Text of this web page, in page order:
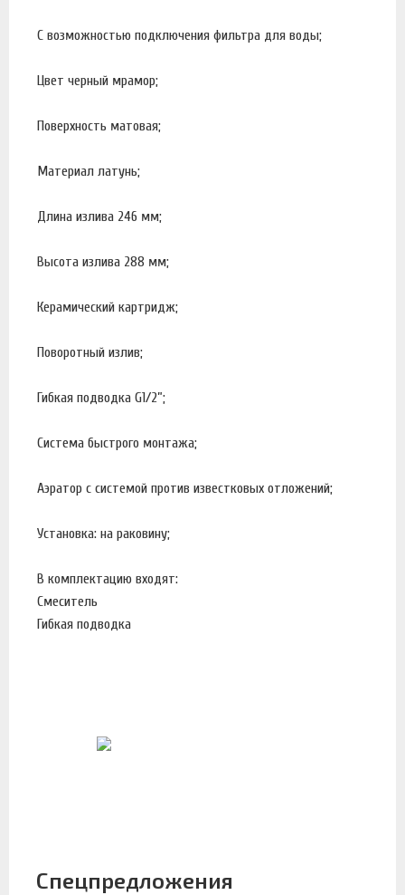
С возможностью подключения фильтра для воды;
Цвет черный мрамор;
Поверхность матовая;
Материал латунь;
Длина излива 246 мм;
Высота излива 288 мм;
Керамический картридж;
Поворотный излив;
Гибкая подводка G1/2”;
Система быстрого монтажа;
Аэратор с системой против известковых отложений;
Установка: на раковину;
В комплектацию входят:
Смеситель
Гибкая подводка
Спецпредложения